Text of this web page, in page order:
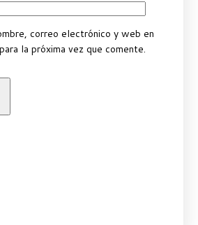
correo electrónico y web en
la próxima vez que comente.